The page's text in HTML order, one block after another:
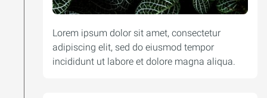
Lorem ipsum dolor sit amet, consectetur
adipiscing elit, sed do eiusmod tempor
incididunt ut labore et dolore magna aliqua.